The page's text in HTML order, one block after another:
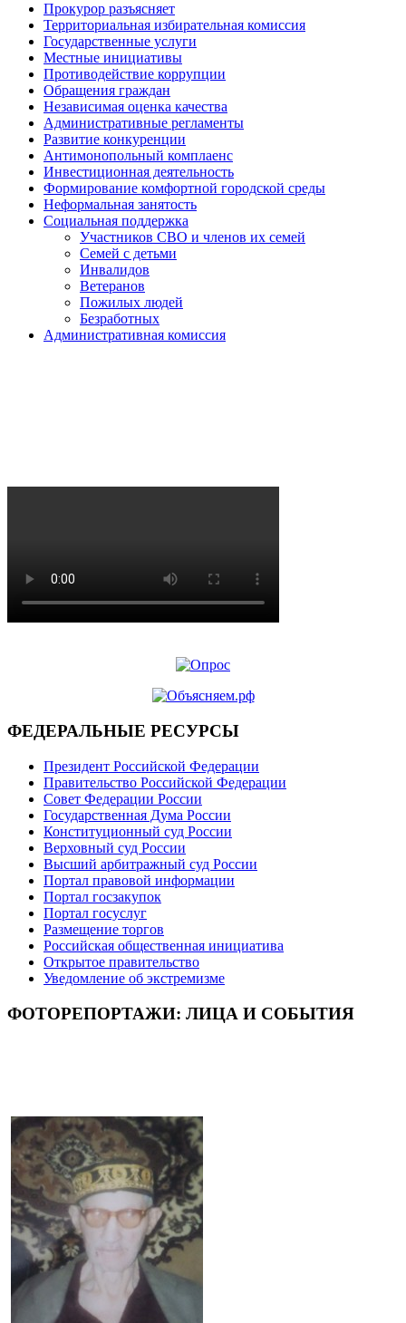
Прокурор разъясняет
Территориальная избирательная комиссия
Государственные услуги
Местные инициативы
Противодействие коррупции
Обращения граждан
Независимая оценка качества
Административные регламенты
Развитие конкуренции
Антимонопольный комплаенс
Инвестиционная деятельность
Формирование комфортной городской среды
Неформальная занятость
Социальная поддержка
Участников СВО и членов их семей
Семей с детьми
Инвалидов
Ветеранов
Пожилых людей
Безработных
Административная комиссия
ФЕДЕРАЛЬНЫЕ РЕСУРСЫ
Президент Российской Федерации
Правительство Российской Федерации
Совет Федерации России
Государственная Дума России
Конституционный суд России
Верховный суд России
Высший арбитражный суд России
Портал правовой информации
Портал госзакупок
Портал госуслуг
Размещение торгов
Российская общественная инициатива
Открытое правительство
Уведомление об экстремизме
ФОТОРЕПОРТАЖИ: ЛИЦА И СОБЫТИЯ